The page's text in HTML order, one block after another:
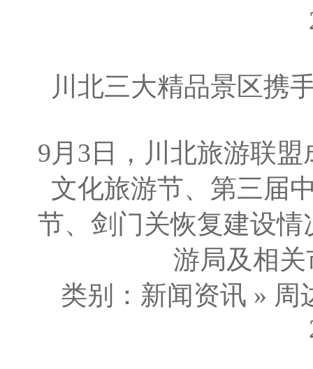
川北三大精品景区携
9月3日，川北旅游联
文化旅游节、第三届
节、剑门关恢复建设
游局及相
类别：新闻资讯 »